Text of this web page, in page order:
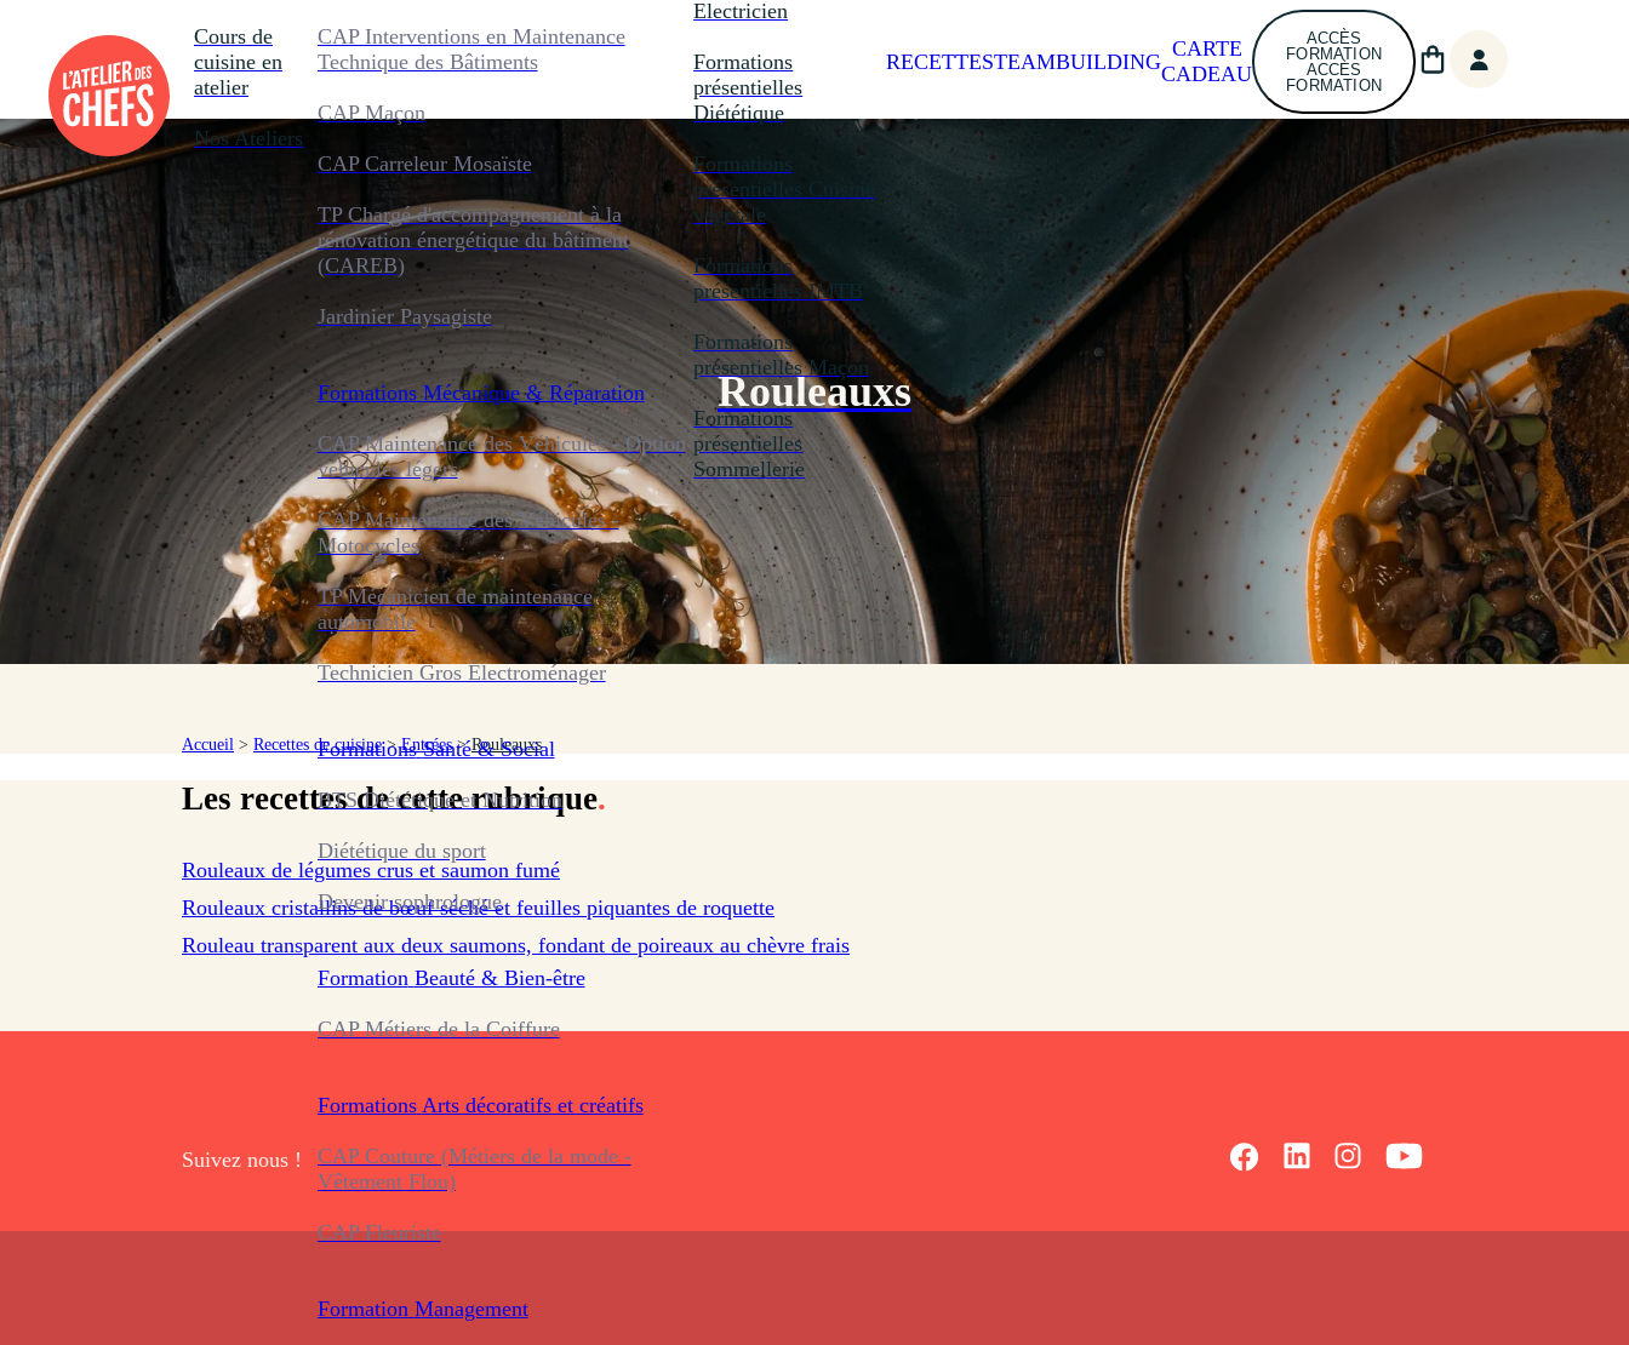
Cours de
cuisine en
atelier
Nos Ateliers
CAP Interventions en Maintenance
Technique des Bâtiments
CAP Maçon
CAP Carreleur Mosaïste
TP Chargé d'accompagnement à la
rénovation énergétique du bâtiment
(CAREB)
Jardinier Paysagiste
Formations Mécanique & Réparation
CAP Maintenance des Véhicules - Option
véhicules légers
CAP Maintenance des Véhicules -
Motocycles
TP Mécanicien de maintenance
automobile
Technicien Gros Électroménager
Formations Santé & Social
BTS Diététique et Nutrition
Diététique du sport
Devenir sophrologue
Formation Beauté & Bien-être
CAP Métiers de la Coiffure
Formations Arts décoratifs et créatifs
CAP Couture (Métiers de la mode -
Vêtement Flou)
CAP Fleuriste
Formation Management
Electricien
Formations
présentielles
Diététique
Formations
présentielles Cuisine
végétale
Formations
présentielles IMTB
Formations
présentielles Maçon
Formations
présentielles
Sommellerie
RECETTESTEAMBUILDING
CARTE
CADEAU
ACCÈS
FORMATION
ACCÈS
FORMATION
Rouleauxs
Accueil > Recettes de cuisine > Entrées > Rouleauxs
Les recettes de cette rubrique.
Rouleaux de légumes crus et saumon fumé
Rouleaux cristallins de bœuf séché et feuilles piquantes de roquette
Rouleau transparent aux deux saumons, fondant de poireaux au chèvre frais
Suivez nous !